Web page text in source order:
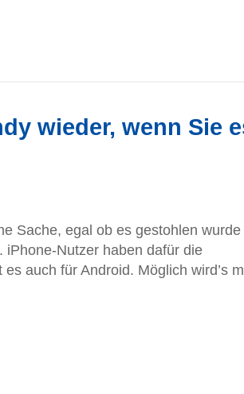
wieder, wenn Sie
Sache, egal ob es gestohlen wurde
Nutzer haben dafür die
auch für Android. Möglich wird’s